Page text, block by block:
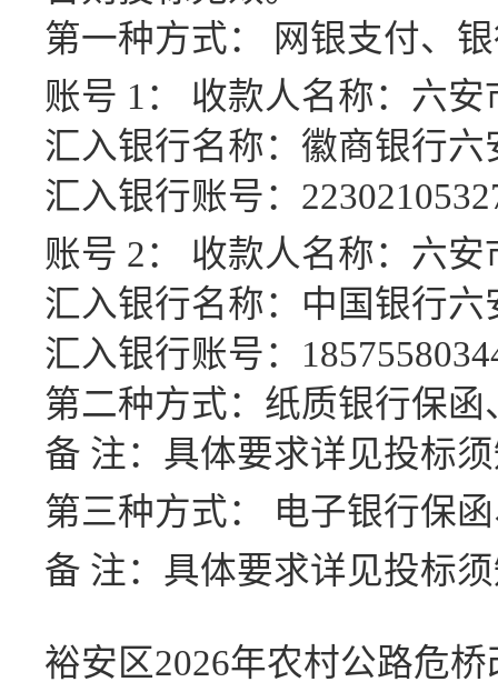
第一种方式：
网银支付、
账号 1： 收款人名称：六
汇入银行名称：徽商银行
汇入银行账号：
账号 2： 收款人名称：六
汇入银行名称：中国银行六
汇入银行账号：
第二种方式：纸质银行保
备 注：具体要求详见投标
第三种方式：
电子银行保
备 注：具体要求详见投标
裕安区2026年农村公路危